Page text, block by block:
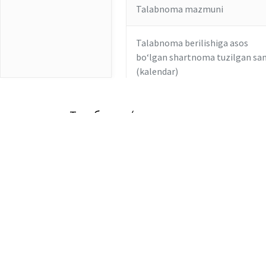
Talabnoma mazmuni
Talabnoma berilishiga asos
boʻlgan shartnoma tuzilgan
(kalendar)
Талабнома (қарздорлик, пеня ва